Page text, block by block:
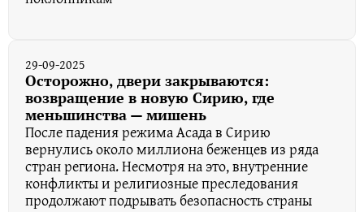
29-09-2025
Осторожно, двери закрываются:
возвращение в новую Сирию, где
меньшинства — мишень
После падения режима Асада в Сирию
вернулись около миллиона беженцев из ряда
стран региона. Несмотря на это, внутренние
конфликты и религиозные преследования
продолжают подрывать безопасность страны